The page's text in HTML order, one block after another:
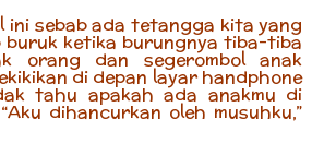
ini sebab ada tetangga kita yang
buruk ketika burungnya tiba-tiba
orang dan segerombol anak
di depan layar handphone
tahu apakah ada anakmu di
dihancurkan oleh musuhku,”